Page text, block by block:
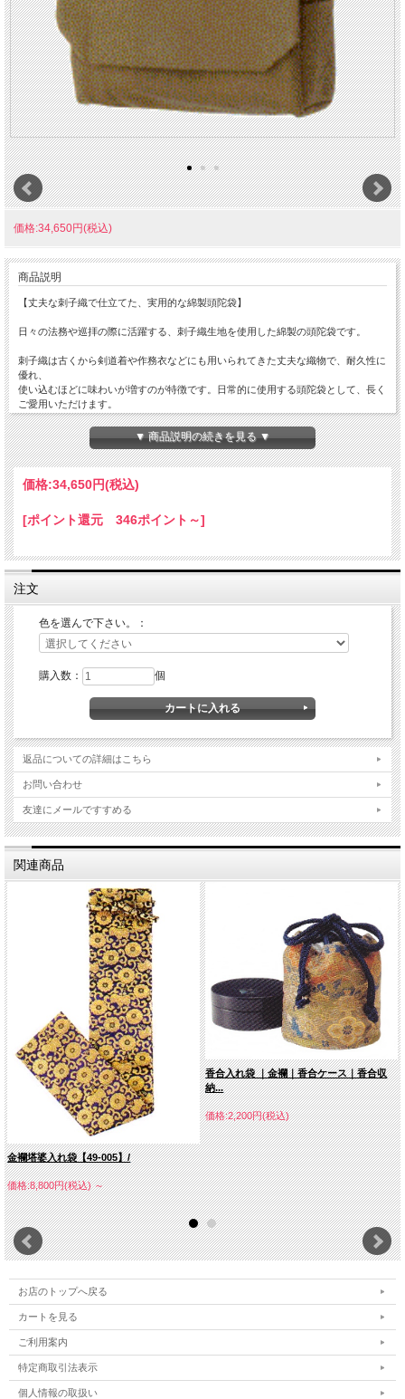
価格:34,650円(税込)
商品説明
【丈夫な刺子織で仕立てた、実用的な綿製頭陀袋】
日々の法務や巡拝の際に活躍する、刺子織生地を使用した綿製の頭陀袋です。
刺子織は古くから剣道着や作務衣などにも用いられてきた丈夫な織物で、耐久性に
優れ、
使い込むほどに味わいが増すのが特徴です。日常的に使用する頭陀袋として、長く
ご愛用いただけます。
綿素材ならではのやわらかな風合いと軽やかな使い心地で、法要や法務、巡拝、研
修会などさまざまな場面で活躍します。
落ち着いた刺子織の表情は僧侶用品としての品格も備えており、装束にも自然に調
和します。
必要な携行品を収納しやすく、実用性と伝統的な趣を兼ね備えた頭陀袋です。
・日常の法務
・経本や小物類の携行
丈夫さと使いやすさを兼ね備えた、刺子織仕立ての頭陀袋。日々の法務を支える実
用的な一品です。
組みひも仕立 綿100％
サイズ 巾33ｃｍ高28ｃｍ厚8.5ｃｍ
記念品として包装のし掛けも承ります。
▼ 商品説明の続きを見る ▼
価格:34,650円(税込)
[ポイント還元 346ポイント～]
注文
色を選んで下さい。：
購入数： 個
返品についての詳細はこちら
お問い合わせ
友達にメールですすめる
関連商品
金襴塔婆入れ袋【49-005】/
価格:8,800円(税込)～
香合入れ袋 ｜金襴｜香合ケース｜香合収
納...
価格:2,200円(税込)
お店のトップへ戻る
カートを見る
ご利用案内
特定商取引法表示
個人情報の取扱い